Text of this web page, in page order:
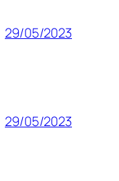
29/05/2023
29/05/2023